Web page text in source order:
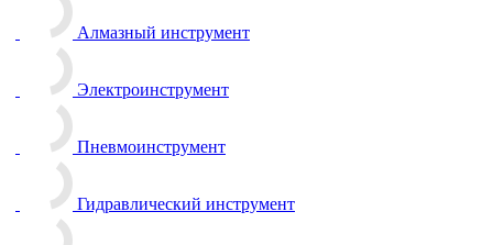
Алмазный инструмент
Электроинструмент
Пневмоинструмент
Гидравлический инструмент